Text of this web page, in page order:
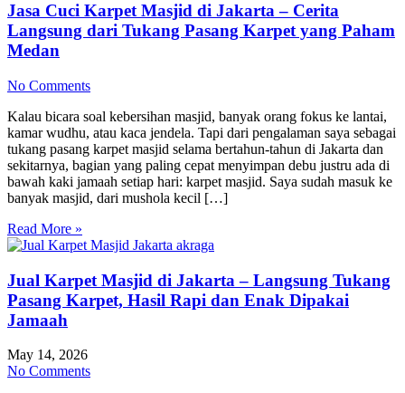
Jasa Cuci Karpet Masjid di Jakarta – Cerita
Langsung dari Tukang Pasang Karpet yang Paham
Medan
No Comments
Kalau bicara soal kebersihan masjid, banyak orang fokus ke lantai,
kamar wudhu, atau kaca jendela. Tapi dari pengalaman saya sebagai
tukang pasang karpet masjid selama bertahun-tahun di Jakarta dan
sekitarnya, bagian yang paling cepat menyimpan debu justru ada di
bawah kaki jamaah setiap hari: karpet masjid. Saya sudah masuk ke
banyak masjid, dari mushola kecil […]
Read More »
Jual Karpet Masjid di Jakarta – Langsung Tukang
Pasang Karpet, Hasil Rapi dan Enak Dipakai
Jamaah
May 14, 2026
No Comments